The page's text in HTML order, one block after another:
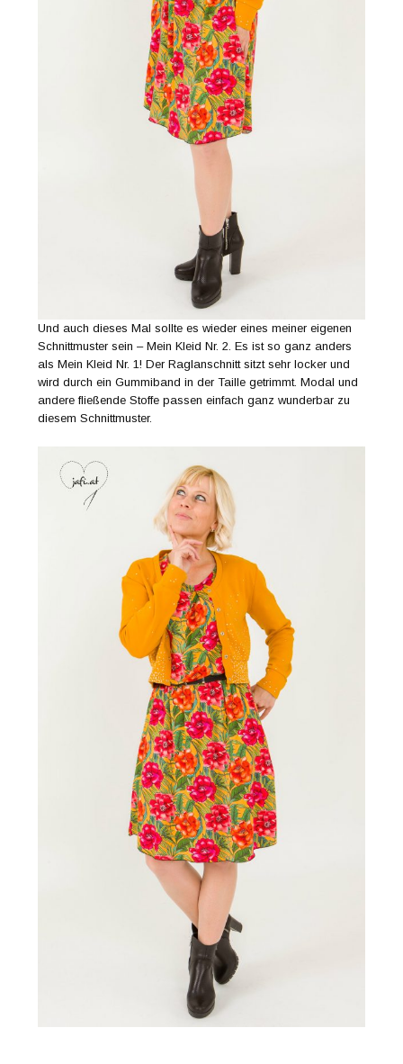
Und auch dieses Mal sollte es wieder eines meiner eigenen
Schnittmuster sein – Mein Kleid Nr. 2. Es ist so ganz anders
als Mein Kleid Nr. 1! Der Raglanschnitt sitzt sehr locker und
wird durch ein Gummiband in der Taille getrimmt. Modal und
andere fließende Stoffe passen einfach ganz wunderbar zu
diesem Schnittmuster.